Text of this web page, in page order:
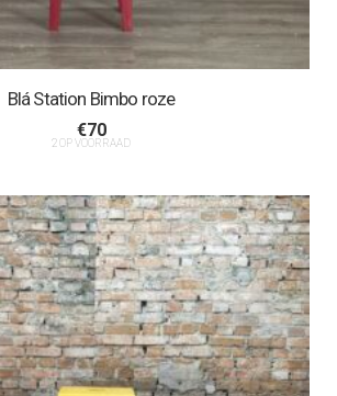
Blá Station Bimbo roze
€70
2 OP VOORRAAD